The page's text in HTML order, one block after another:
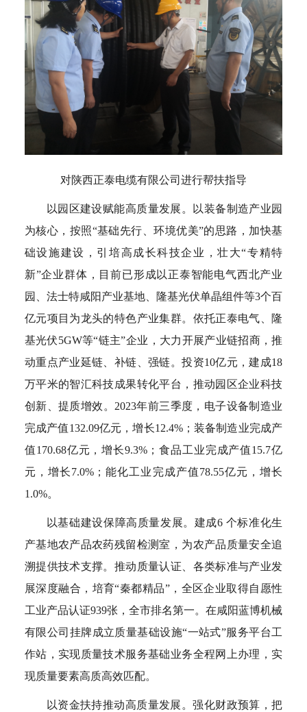
对陕西正泰电缆有限公司进行帮扶指导
以园区建设赋能高质量发展。以装备制造产业园
为核心，按照“基础先行、环境优美”的思路，加快基
础设施建设，引培高成长科技企业，壮大“专精特
新”企业群体，目前已形成以正泰智能电气西北产业
园、法士特咸阳产业基地、隆基光伏单晶组件等3个百
亿元项目为龙头的特色产业集群。依托正泰电气、隆
基光伏5GW等“链主”企业，大力开展产业链招商，推
动重点产业延链、补链、强链。投资10亿元，建成18
万平米的智汇科技成果转化平台，推动园区企业科技
创新、提质增效。2023年前三季度，电子设备制造业
完成产值132.09亿元，增长12.4%；装备制造业完成产
值170.68亿元，增长9.3%；食品工业完成产值15.7亿
元，增长7.0%；能化工业完成产值78.55亿元，增长
1.0%。
以基础建设保障高质量发展。建成6 个标准化生
产基地农产品农药残留检测室，为农产品质量安全追
溯提供技术支撑。推动质量认证、各类标准与产业发
展深度融合，培育“秦都精品”，全区企业取得自愿性
工业产品认证939张，全市排名第一。在咸阳蓝博机械
有限公司挂牌成立质量基础设施“一站式”服务平台工
作站，实现质量技术服务基础业务全程网上办理，实
现质量要素高质高效匹配。
以资金扶持推动高质量发展。强化财政预算，把